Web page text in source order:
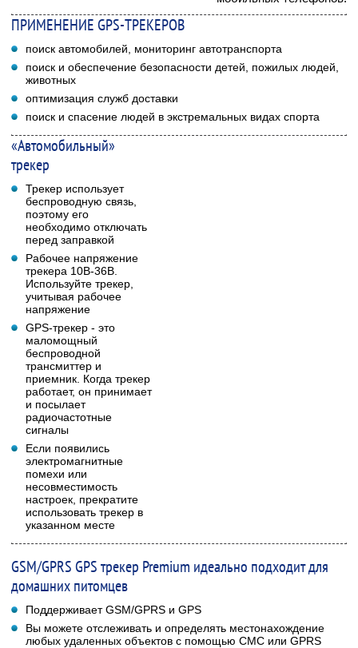
ПРИМЕНЕНИЕ GPS-ТРЕКЕРОВ
поиск автомобилей, мониторинг автотранспорта
поиск и обеспечение безопасности детей, пожилых людей,
животных
оптимизация служб доставки
поиск и спасение людей в экстремальных видах спорта
«Автомобильный»
трекер
Трекер использует
беспроводную связь,
поэтому его
необходимо отключать
перед заправкой
Рабочее напряжение
трекера 10В-36В.
Используйте трекер,
учитывая рабочее
напряжение
GPS-трекер - это
маломощный
беспроводной
трансмиттер и
приемник. Когда трекер
работает, он принимает
и посылает
радиочастотные
сигналы
Если появились
электромагнитные
помехи или
несовместимость
настроек, прекратите
использовать трекер в
указанном месте
GSM/GPRS GPS трекер Premium идеально подходит для
домашних питомцев
Поддерживает GSM/GPRS и GPS
Вы можете отслеживать и определять местонахождение
любых удаленных объектов с помощью СМС или GPRS